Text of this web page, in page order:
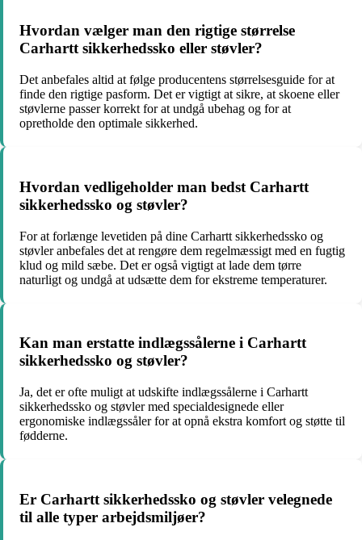
Hvordan vælger man den rigtige størrelse
Carhartt sikkerhedssko eller støvler?
Det anbefales altid at følge producentens størrelsesguide for at
finde den rigtige pasform. Det er vigtigt at sikre, at skoene eller
støvlerne passer korrekt for at undgå ubehag og for at
opretholde den optimale sikkerhed.
Hvordan vedligeholder man bedst Carhartt
sikkerhedssko og støvler?
For at forlænge levetiden på dine Carhartt sikkerhedssko og
støvler anbefales det at rengøre dem regelmæssigt med en fugtig
klud og mild sæbe. Det er også vigtigt at lade dem tørre
naturligt og undgå at udsætte dem for ekstreme temperaturer.
Kan man erstatte indlægssålerne i Carhartt
sikkerhedssko og støvler?
Ja, det er ofte muligt at udskifte indlægssålerne i Carhartt
sikkerhedssko og støvler med specialdesignede eller
ergonomiske indlægssåler for at opnå ekstra komfort og støtte til
fødderne.
Er Carhartt sikkerhedssko og støvler velegnede
til alle typer arbejdsmiljøer?